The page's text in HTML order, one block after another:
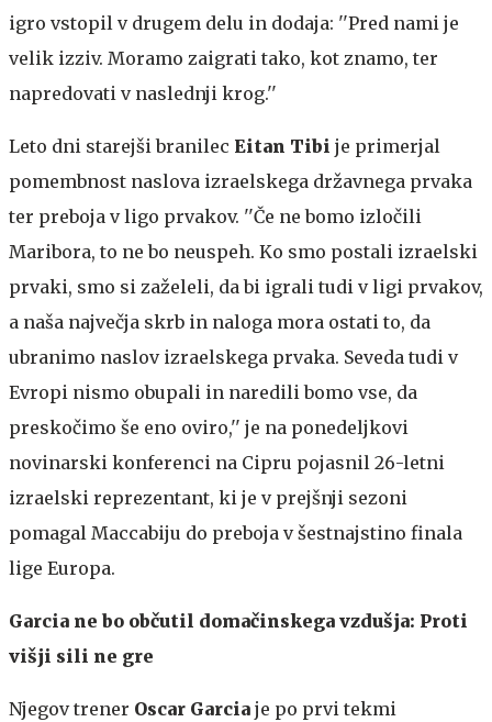
igro vstopil v drugem delu in dodaja: ''Pred nami je
velik izziv. Moramo zaigrati tako, kot znamo, ter
napredovati v naslednji krog.''
Leto dni starejši branilec Eitan Tibi je primerjal
pomembnost naslova izraelskega državnega prvaka
ter preboja v ligo prvakov. ''Če ne bomo izločili
Maribora, to ne bo neuspeh. Ko smo postali izraelski
prvaki, smo si zaželeli, da bi igrali tudi v ligi prvakov,
a naša največja skrb in naloga mora ostati to, da
ubranimo naslov izraelskega prvaka. Seveda tudi v
Evropi nismo obupali in naredili bomo vse, da
preskočimo še eno oviro,'' je na ponedeljkovi
novinarski konferenci na Cipru pojasnil 26-letni
izraelski reprezentant, ki je v prejšnji sezoni
pomagal Maccabiju do preboja v šestnajstino finala
lige Europa.
Garcia ne bo občutil domačinskega vzdušja: Proti
višji sili ne gre
Njegov trener Oscar Garcia je po prvi tekmi